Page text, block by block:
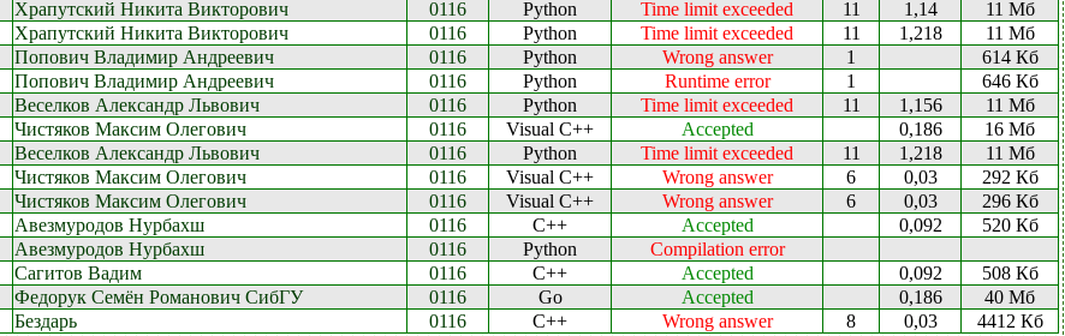
Храпутский Никита Викторович 0116 Python Time limit exceeded 11 1,14
11 Мб
Храпутский Никита Викторович 0116 Python Time limit exceeded 11 1,218
11 Мб
Попович Владимир Андреевич 0116 Python Wrong answer 1
614 Кб
Попович Владимир Андреевич 0116 Python Runtime error 1
646 Кб
Веселков Александр Львович 0116 Python Time limit exceeded 11 1,156
11 Мб
Чистяков Максим Олегович 0116 Visual C++ Accepted 0,186
16 Мб
Веселков Александр Львович 0116 Python Time limit exceeded 11 1,218
11 Мб
Чистяков Максим Олегович 0116 Visual C++ Wrong answer 6 0,03
292 Кб
Чистяков Максим Олегович 0116 Visual C++ Wrong answer 6 0,03
296 Кб
Авезмуродов Нурбахш 0116 C++ Accepted 0,092
520 Кб
Авезмуродов Нурбахш 0116 Python
Compilation error
Сагитов Вадим 0116 C++ Accepted 0,092
508 Кб
Федорук Семён Романович СибГУ 0116 Go Accepted 0,186
40 Мб
Бездарь 0116 C++ Wrong answer 8 0,03
4412 Кб